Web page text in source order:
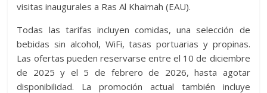
visitas inaugurales a Ras Al Khaimah (EAU).
Todas las tarifas incluyen comidas, una selección de
bebidas sin alcohol, WiFi, tasas portuarias y propinas.
Las ofertas pueden reservarse entre el 10 de diciembre
de 2025 y el 5 de febrero de 2026, hasta agotar
disponibilidad. La promoción actual también incluye